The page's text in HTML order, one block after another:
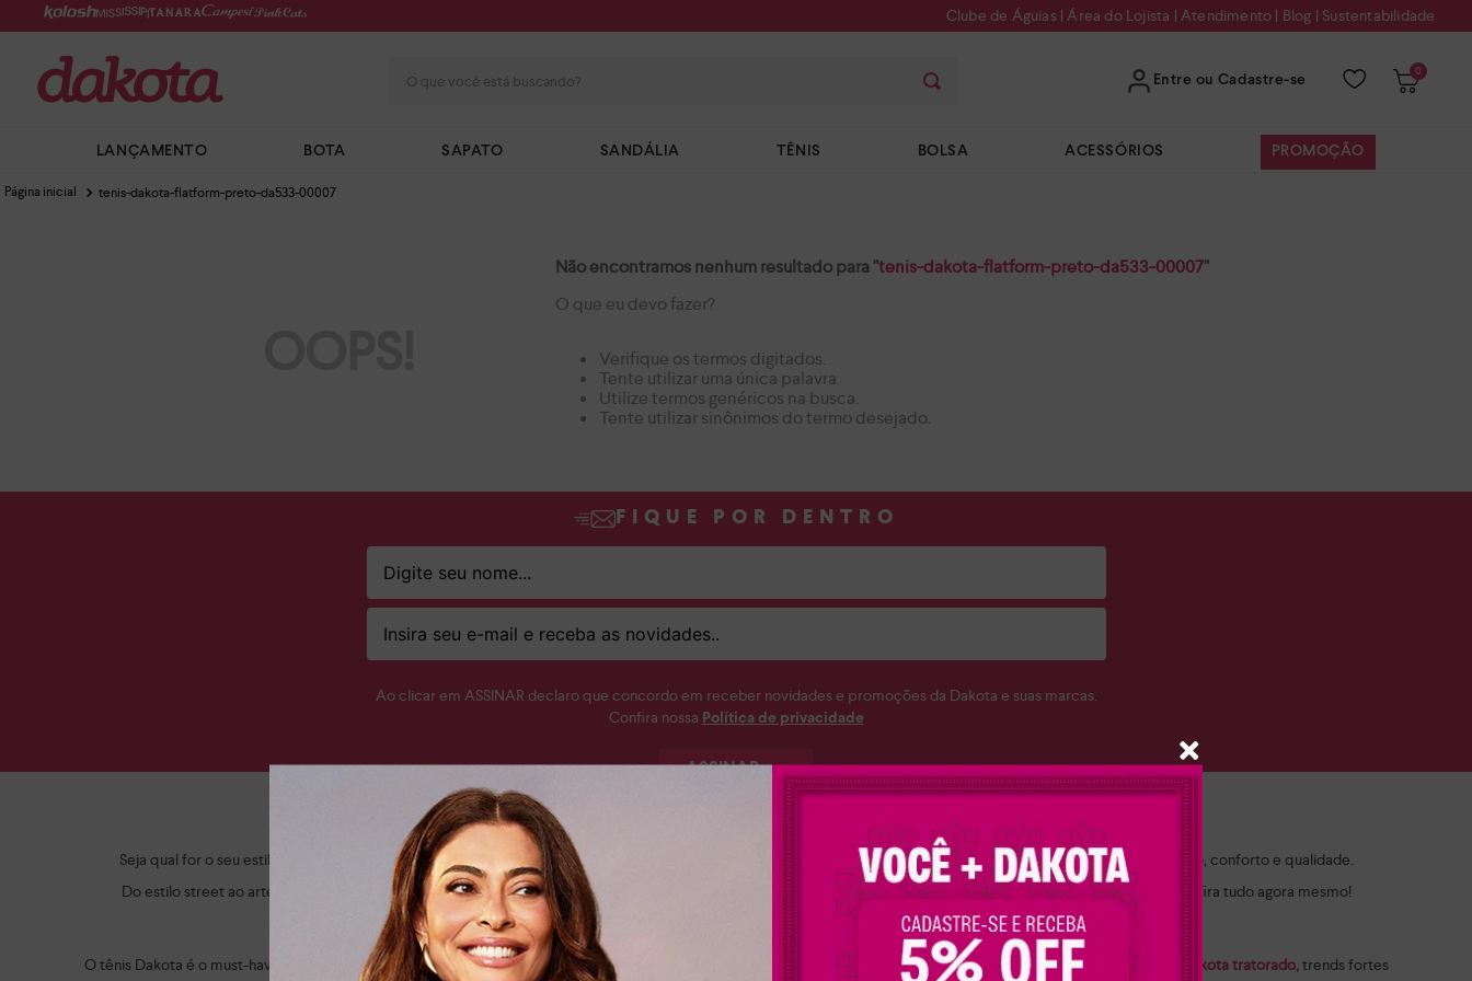
Clube de Águias|Área do Lojista | Atendimento | Blog | Sustentabilidade
Entre ou Cadastre-se
0
LANÇAMENTO BOTA SAPATO SANDÁLIA TÊNIS BOLSA ACESSÓRIOS PROMOÇÃO
tenis-dakota-flatform-preto-da533-00007
Não encontramos nenhum resultado para "tenis-dakota-flatform-preto-da533-00007"
O que eu devo fazer?
Verifique os termos digitados.
Tente utilizar uma única palavra.
Utilize termos genéricos na busca.
Tente utilizar sinônimos do termo desejado.
FIQUE POR DENTRO
Ao clicar em ASSINAR declaro que concordo em receber novidades e promoções da Dakota e suas marcas.
Confira nossa Política de privacidade
ASSINAR
Apaixonada por sapatos femininos? A Dakota te ajuda a encontrar o seu match!
Seja qual for o seu estilo, a Dakota tem o sapato feminino perfeito para você. Conheça a nossa coleção completa e apaixone-se por modelos que combinam estilo, conforto e qualidade.
Do estilo street ao artesanal, criamos itens modernos, despojados, versáteis e muito confortáveis para você arrasar em qualquer ocasião. Navegue pelo site e confira tudo agora mesmo!
Calçados Dakota: seu estilo, suas regras!
O tênis Dakota é o must-have do momento! Eles esbanjam atitude, complementando looks streetwear, com destaque para otênis Dakota flatform feminino tênis Dakota tratorado, trends fortes